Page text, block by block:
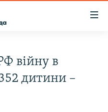
війну в
дитини –